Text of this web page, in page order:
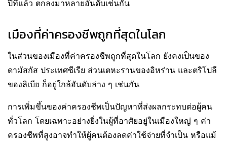
ปีที่แล้ว ตกลงมาหลายอันดับเช่นกัน
เมืองที่ค่าครองชีพถูกที่สุดในโลก
ในส่วนของเมืองที่ค่าครองชีพถูกที่สุดในโลก ยังคงเป็นของ
ดามัสกัส ประเทศซีเรีย ส่วนเตหะรานของอิหร่าน และตริโปลี
ของลิเบีย ก็อยู่ใกล้อันดับล่าง ๆ เช่นกัน
การเพิ่มขึ้นของค่าครองชีพเป็นปัญหาที่ส่งผลกระทบต่อผู้คน
ทั่วโลก โดยเฉพาะอย่างยิ่งในผู้ที่อาศัยอยู่ในเมืองใหญ่ ๆ ค่า
ครองชีพที่สูงอาจทำให้ผู้คนต้องลดค่าใช้จ่ายที่จำเป็น หรือแม้